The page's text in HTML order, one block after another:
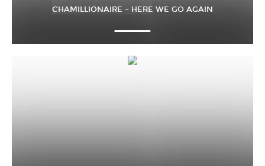
CHAMILLIONAIRE – HERE WE GO AGAIN